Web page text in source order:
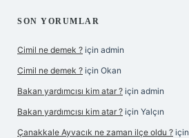
SON YORUMLAR
Cimil ne demek ? için admin
Cimil ne demek ? için Okan
Bakan yardımcısı kim atar ? için admin
Bakan yardımcısı kim atar ? için Yalçın
Çanakkale Ayvacık ne zaman ilçe oldu ? için